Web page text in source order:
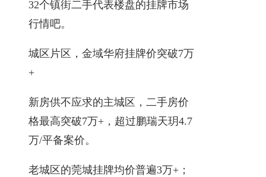
32个镇街二手代表楼盘的挂牌市场
行情吧。
城区片区，金域华府挂牌价突破7万
+
新房供不应求的主城区，二手房价
格最高突破7万+，超过鹏瑞天玥4.7
万/平备案价。
老城区的莞城挂牌均价普遍3万+；